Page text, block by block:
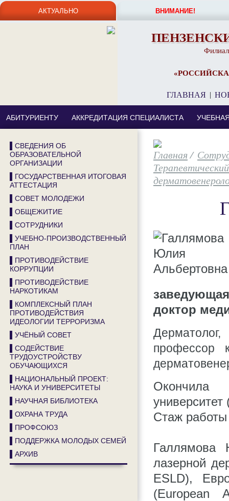
АКТУАЛЬНО ВНИМАНИЕ!
ГЛАВНАЯ |
АБИТУРИЕНТУ АККРЕДИТАЦИЯ СПЕЦИАЛИСТА
/
доктор
профессор
Окончила
университет
Стаж
Галлямова
лазерной
ESLD),
(European
▌СВЕДЕНИЯ ОБ
ОБРАЗОВАТЕЛЬНОЙ
ОРГАНИЗАЦИИ
▌ГОСУДАРСТВЕННАЯ ИТОГОВАЯ
АТТЕСТАЦИЯ
▌СОВЕТ МОЛОДЕЖИ
▌ОБЩЕЖИТИЕ
▌СОТРУДНИКИ
▌УЧЕБНО-ПРОИЗВОДСТВЕННЫЙ
ПЛАН
▌ПРОТИВОДЕЙСТВИЕ
КОРРУПЦИИ
▌ПРОТИВОДЕЙСТВИЕ
НАРКОТИКАМ
▌КОМПЛЕКСНЫЙ ПЛАН
ПРОТИВОДЕЙСТВИЯ
ИДЕОЛОГИИ ТЕРРОРИЗМА
▌УЧЁНЫЙ СОВЕТ
▌СОДЕЙСТВИЕ
ТРУДОУСТРОЙСТВУ
ОБУЧАЮЩИХСЯ
▌НАЦИОНАЛЬНЫЙ ПРОЕКТ:
НАУКА И УНИВЕРСИТЕТЫ
▌НАУЧНАЯ БИБЛИОТЕКА
▌ОХРАНА ТРУДА
▌ПРОФСОЮЗ
▌ПОДДЕРЖКА МОЛОДЫХ СЕМЕЙ
▌АРХИВ